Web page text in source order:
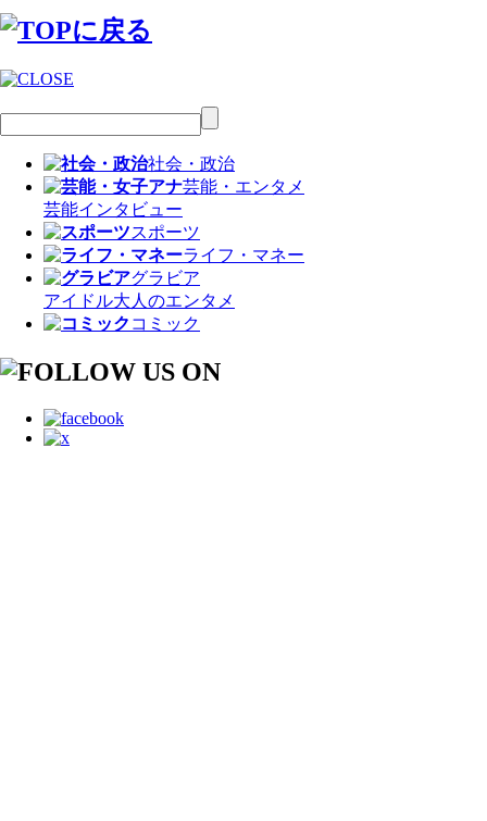
社会・政治
芸能・エンタメ
芸能インタビュー
スポーツ
ライフ・マネー
グラビア
アイドル大人のエンタメ
コミック